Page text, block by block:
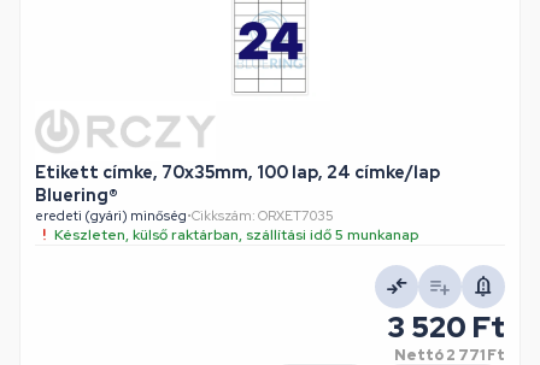
Etikett címke, 70x35mm, 100 lap, 24 címke/lap
Bluering®
eredeti (gyári) minőség•Cikkszám: ORXET7035
Készleten, külső raktárban, szállítási idő 5 munkanap
3 520 Ft
Nettó2 771 Ft